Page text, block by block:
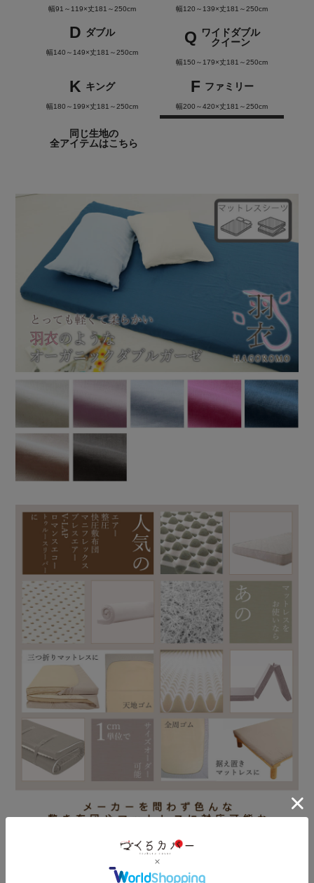
幅91～119×丈181～250cm 幅120～139×丈181～250cm
D ダブル
幅140～149×丈181～250cm
Q ワイドダブル
クイーン
幅150～179×丈181～250cm
K キング
幅180～199×丈181～250cm
F ファミリー
幅200～420×丈181～250cm
同じ生地の
全アイテムはこちら